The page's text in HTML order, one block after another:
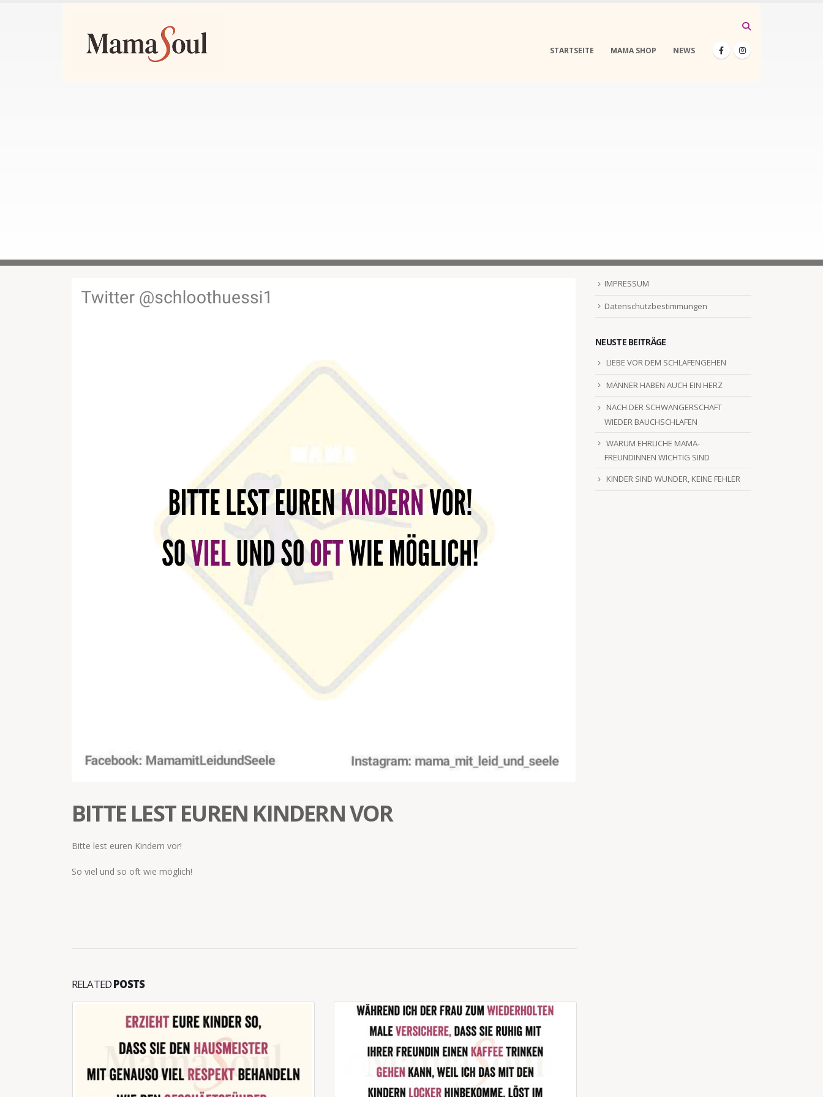
STARTSEITE MAMA SHOP NEWS
BITTE LEST EUREN KINDERN VOR
Bitte lest euren Kindern vor!
So viel und so oft wie möglich!
RELATEDPOSTS
IMPRESSUM
Datenschutzbestimmungen
NEUSTE BEITRÄGE
LIEBE VOR DEM SCHLAFENGEHEN
MÄNNER HABEN AUCH EIN HERZ
NACH DER SCHWANGERSCHAFT
WIEDER BAUCHSCHLAFEN
WARUM EHRLICHE MAMA-
FREUNDINNEN WICHTIG SIND
KINDER SIND WUNDER, KEINE FEHLER